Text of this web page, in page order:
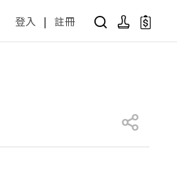
便斗 / 馬桶 / 蹲便
登入 | 註冊